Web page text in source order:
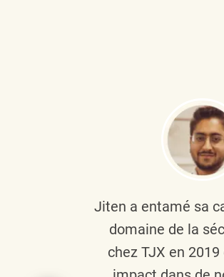
Jiten a entamé sa
domaine de la
chez TJX en